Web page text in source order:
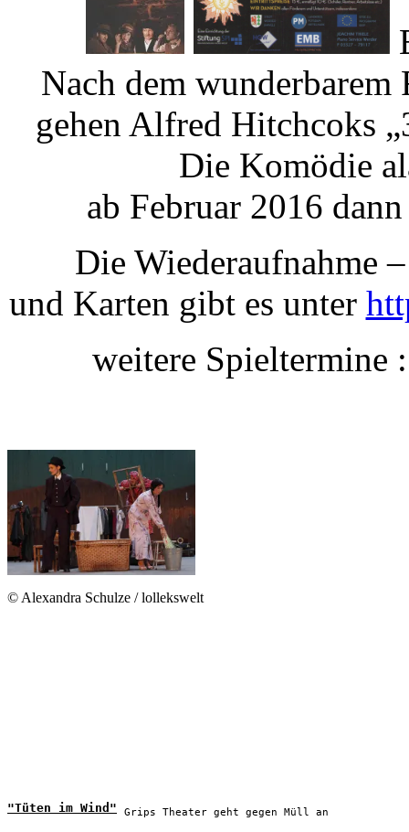
Nach dem
gehen Alfred Hitchcoks
Die Komödie
ab Februar 2016
Die Wiederaufnahme –
und Karten gibt es unter
weitere Spieltermine
© Alexandra Schulze / lollekswelt
"Tüten im Wind" Grips Theater geht gegen Müll an